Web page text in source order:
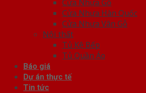
Cửa Nhựa Gỗ
Cửa Nhựa Hàn Quốc
Cửa Nhựa Vân Gỗ
Nội thất
Tủ Kệ Bếp
Tủ Quần Áo
Báo giá
Dự án thực tế
Tin tức